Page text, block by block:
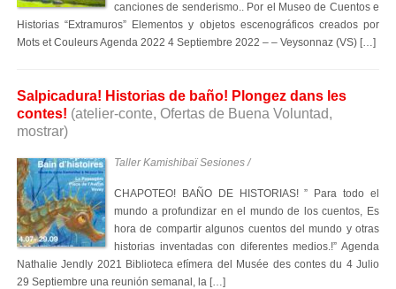
canciones de senderismo.. Por el Museo de Cuentos e
Historias “Extramuros” Elementos y objetos escenográficos creados por
Mots et Couleurs Agenda 2022 4 Septiembre 2022 – – Veysonnaz (VS) […]
Salpicadura! Historias de baño! Plongez dans les
contes! (atelier-conte, Ofertas de Buena Voluntad,
mostrar)
Taller Kamishibaï Sesiones /
CHAPOTEO! BAÑO DE HISTORIAS! ” Para todo el
mundo a profundizar en el mundo de los cuentos, Es
hora de compartir algunos cuentos del mundo y otras
historias inventadas con diferentes medios.!” Agenda
Nathalie Jendly 2021 Biblioteca efímera del Musée des contes du 4 Julio
29 Septiembre una reunión semanal, la […]